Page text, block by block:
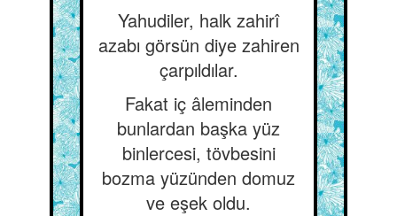
Yahudiler, halk zahirî
azabı görsün diye zahiren
çarpıldılar.
Fakat iç âleminden
bunlardan başka yüz
binlercesi, tövbesini
bozma yüzünden domuz
ve eşek oldu.